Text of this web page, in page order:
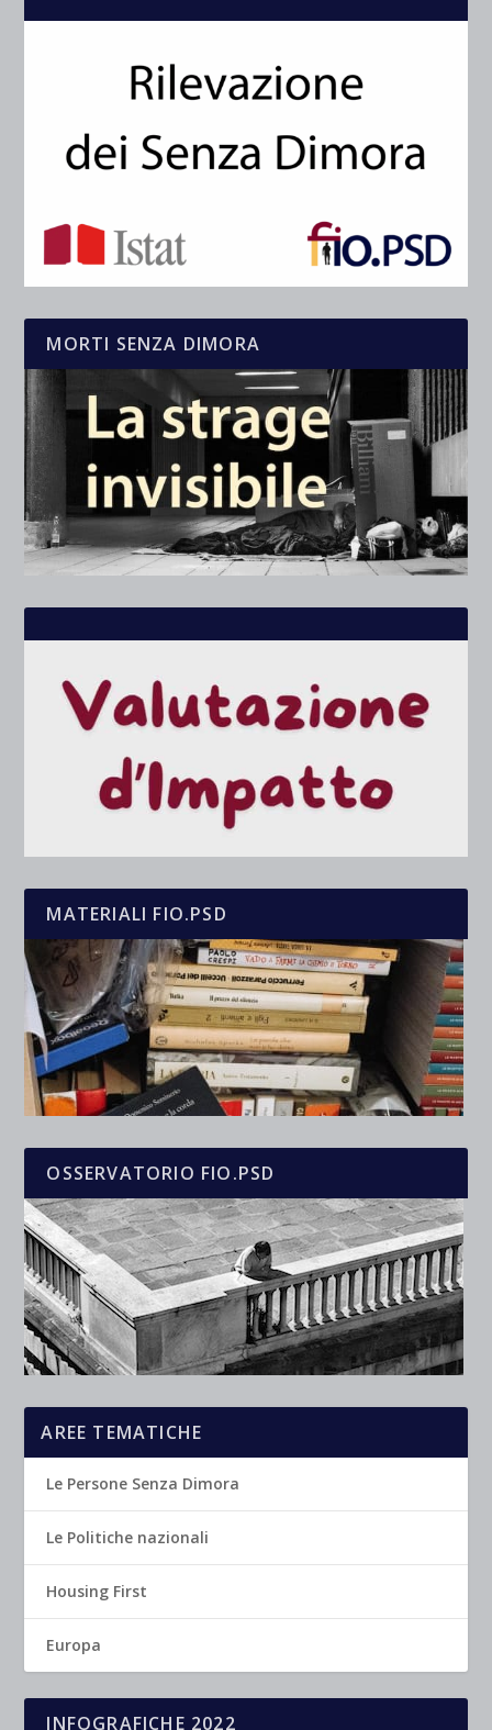
MORTI SENZA DIMORA
MATERIALI FIO.PSD
OSSERVATORIO FIO.PSD
AREE TEMATICHE
Le Persone Senza Dimora
Le Politiche nazionali
Housing First
Europa
INFOGRAFICHE 2022